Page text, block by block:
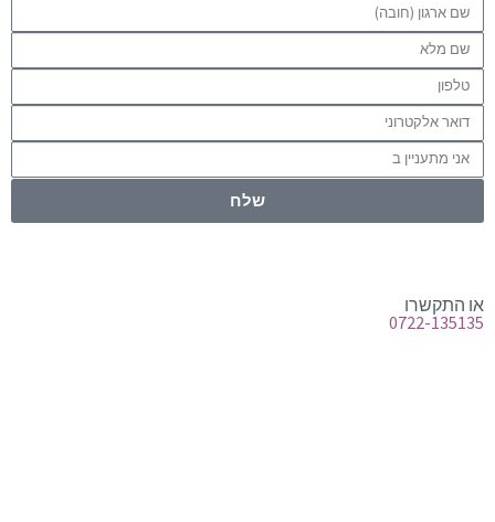
שלח
או התקשרו
0722-135135